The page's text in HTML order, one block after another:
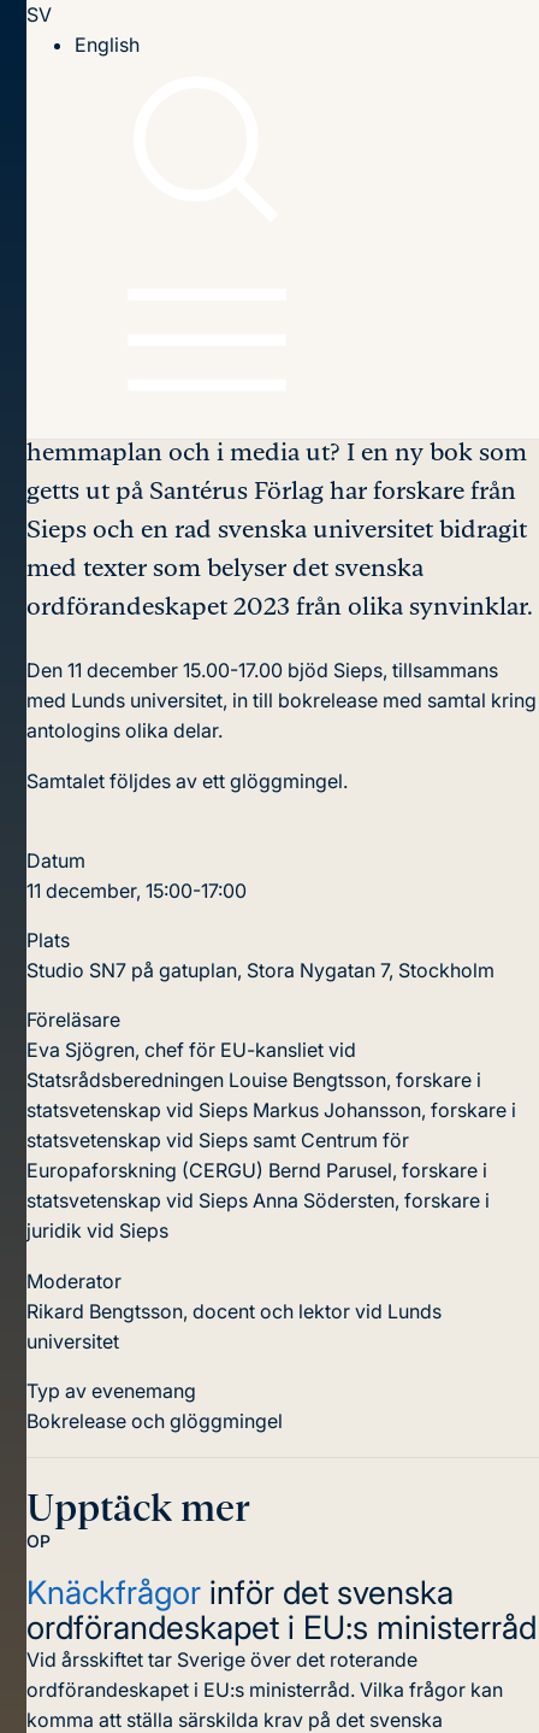
SV
English
hemmaplan och i media ut? I en ny bok som
getts ut på Santérus Förlag har forskare från
Sieps och en rad svenska universitet bidragit
med texter som belyser det svenska
ordförandeskapet 2023 från olika synvinklar.
Den 11 december 15.00-17.00 bjöd Sieps, tillsammans
med Lunds universitet, in till bokrelease med samtal kring
antologins olika delar.
Samtalet följdes av ett glöggmingel.
Datum
11 december, 15:00-17:00
Plats
Studio SN7 på gatuplan, Stora Nygatan 7, Stockholm
Föreläsare
Eva Sjögren, chef för EU-kansliet vid
Statsrådsberedningen Louise Bengtsson, forskare i
statsvetenskap vid Sieps Markus Johansson, forskare i
statsvetenskap vid Sieps samt Centrum för
Europaforskning (CERGU) Bernd Parusel, forskare i
statsvetenskap vid Sieps Anna Södersten, forskare i
juridik vid Sieps
Moderator
Rikard Bengtsson, docent och lektor vid Lunds
universitet
Typ av evenemang
Bokrelease och glöggmingel
Upptäck mer
OP
Knäckfrågor inför det svenska
ordförandeskapet i EU:s ministerråd
Vid årsskiftet tar Sverige över det roterande
ordförandeskapet i EU:s ministerråd. Vilka frågor kan
komma att ställa särskilda krav på det svenska